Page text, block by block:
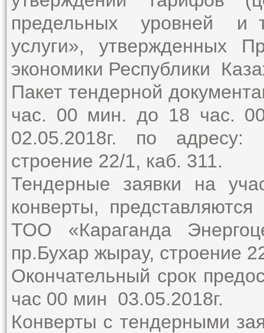
предельных уровней и
услуги», утвержденных
экономики Республики
Пакет тендерной
час. 00 мин. до 18 час.
02.05.2018г. по
строение 22/1, каб. 311.
Тендерные заявки на
конверты,
ТОО «Караганда
пр.Бухар жырау, строение
Окончательный срок
час 00 мин 03.05.2018г.
Конверты с тендерными